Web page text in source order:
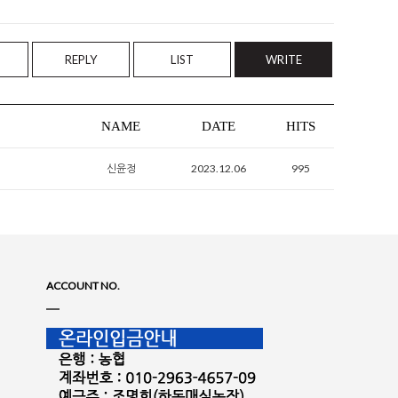
REPLY LIST WRITE
NAME DATE HITS
신윤정 2023.12.06 995
ACCOUNT NO.